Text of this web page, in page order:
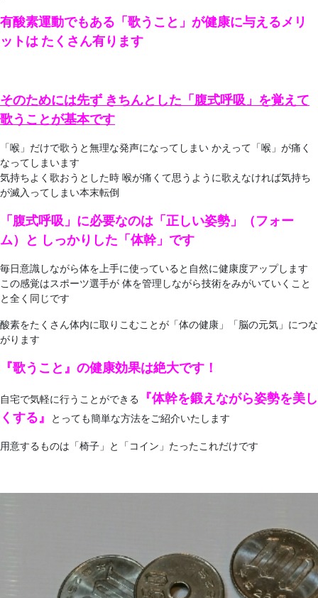
有酸素運動でもある「歌うこと」が健康に与えるメリ
ットは たくさん有ります
そのためには先ず きちんとした「腹式呼吸」を覚えて
歌うことが基本です
「喉」だけで歌うと無理な発声になってしまい かえって「喉」が痛く
なってしまいます
気持ちよく歌おうとした時 喉が痛くて思うように歌えなければ気持ち
が滅入ってしまい本末転倒
「腹式呼吸」に必要なのは「正しい姿勢」（フォー
ム）と しっかりした「体幹」です
毎日意識しながら体を上手に使っていると自然に健康度アップします
この感覚はスポーツ選手が 体を管理しながら技術をみがいていくこと
と全く同じです
酸素をたくさん体内に取りこむことが「体の健康」「脳の元気」につな
がります
『歌うこと』の健康効果は絶大です！
自宅で気軽に行うことができる
『体幹を鍛えながら姿勢を美し
くする 』 とっても簡単な方法をご紹介いたします
用意するものは「椅子」と「コイン」たったこれだけです